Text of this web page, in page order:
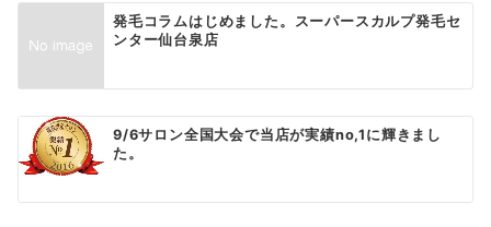
発毛コラムはじめました。スーパースカルプ発毛セ
ンター仙台泉店
9/6サロン全国大会で当店が実績no,1に輝きまし
た。